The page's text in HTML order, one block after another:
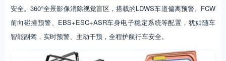
安全。360°全景影像消除视觉盲区，搭载的LDWS车道偏离预警、FCW
前向碰撞预警、EBS+ESC+ASR车身电子稳定系统等配置，犹如随车
智能副驾，实时预警、主动干预，全程护航行车安全。